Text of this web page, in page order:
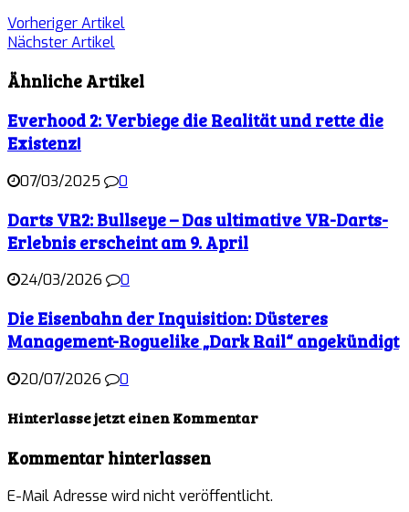
Vorheriger Artikel
Nächster Artikel
Ähnliche Artikel
Everhood 2: Verbiege die Realität und rette die
Existenz!
07/03/2025 0
Darts VR2: Bullseye – Das ultimative VR-Darts-
Erlebnis erscheint am 9. April
24/03/2026 0
Die Eisenbahn der Inquisition: Düsteres
Management-Roguelike „Dark Rail“ angekündigt
20/07/2026 0
Hinterlasse jetzt einen Kommentar
Kommentar hinterlassen
E-Mail Adresse wird nicht veröffentlicht.